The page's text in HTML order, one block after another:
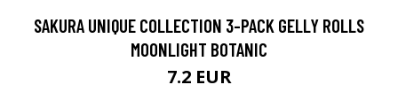
SAKURA UNIQUE COLLECTION 3-PACK GELLY ROLLS
MOONLIGHT BOTANIC
7.2 EUR